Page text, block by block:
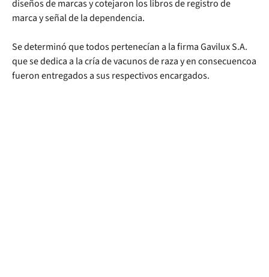
diseños de marcas y cotejaron los libros de registro de
marca y señal de la dependencia.
Se determinó que todos pertenecían a la firma Gavilux S.A.
que se dedica a la cría de vacunos de raza y en consecuencoa
fueron entregados a sus respectivos encargados.